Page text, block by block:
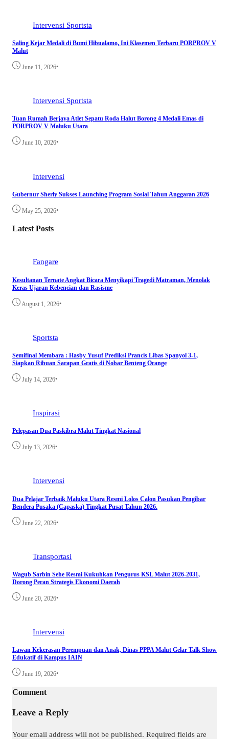
Intervensi Sportsta
Saling Kejar Medali di Bumi Hibualamo, Ini Klasemen Terbaru PORPROV V
Malut
June 11, 2026•
Intervensi Sportsta
Tuan Rumah Berjaya Atlet Sepatu Roda Halut Borong 4 Medali Emas di
PORPROV V Maluku Utara
June 10, 2026•
Intervensi
Gubernur Sherly Sukses Launching Program Sosial Tahun Anggaran 2026
May 25, 2026•
Latest Posts
Fangare
Kesultanan Ternate Angkat Bicara Menyikapi Tragedi Matraman, Menolak
Keras Ujaran Kebencian dan Rasisme
August 1, 2026•
Sportsta
Semifinal Membara : Hasby Yusuf Prediksi Prancis Libas Spanyol 3-1,
Siapkan Ribuan Sarapan Gratis di Nobar Benteng Orange
July 14, 2026•
Inspirasi
Pelepasan Dua Paskibra Malut Tingkat Nasional
July 13, 2026•
Intervensi
Dua Pelajar Terbaik Maluku Utara Resmi Lolos Calon Pasukan Pengibar
Bendera Pusaka (Capaska) Tingkat Pusat Tahun 2026.
June 22, 2026•
Transportasi
Wagub Sarbin Sehe Resmi Kukuhkan Pengurus KSL Malut 2026-2031,
Dorong Peran Strategis Ekonomi Daerah
June 20, 2026•
Intervensi
Lawan Kekerasan Perempuan dan Anak, Dinas PPPA Malut Gelar Talk Show
Edukatif di Kampus IAIN
June 19, 2026•
Comment
Leave a Reply
Your email address will not be published. Required fields are